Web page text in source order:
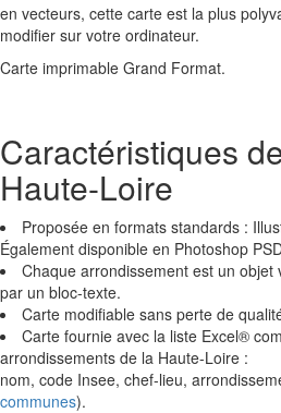
en vecteurs, cette carte est la plus
modifier sur votre ordinateur.
Carte imprimable Grand Format.
Caractéristiques
Haute-Loire
Proposée en formats standards :
Également disponible en Photoshop
Chaque arrondissement est un
par un bloc-texte.
Carte modifiable sans perte de
Carte fournie avec la liste Excel®
arrondissements de la Haute-Loire :
nom, code Insee, chef-lieu,
communes).